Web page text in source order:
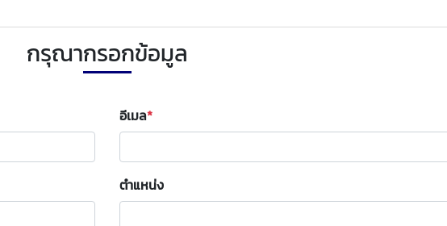
กรุณากรอกข้อมูล
อีเมล
ตำแหน่ง